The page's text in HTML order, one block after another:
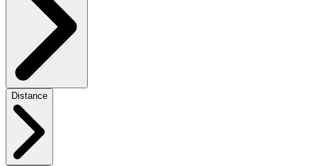
Distance